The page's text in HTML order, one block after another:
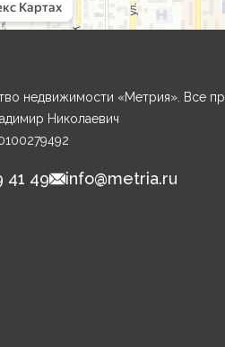
недвижимости «Метрия». Все
Николаевич
41 49 info@metria.ru